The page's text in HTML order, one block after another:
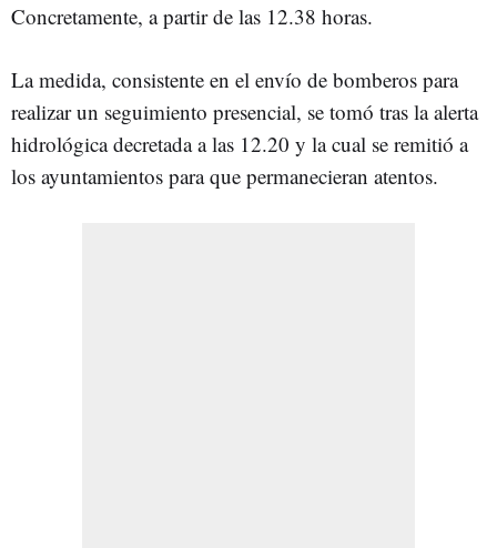
Concretamente, a partir de las 12.38 horas.
La medida, consistente en el envío de bomberos para
realizar un seguimiento presencial, se tomó tras la alerta
hidrológica decretada a las 12.20 y la cual se remitió a
los ayuntamientos para que permanecieran atentos.